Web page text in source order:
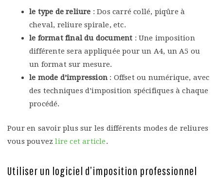
le type de reliure : Dos carré collé, piqûre à
cheval, reliure spirale, etc.
le format final du document : Une imposition
différente sera appliquée pour un A4, un A5 ou
un format sur mesure.
le mode d’impression : Offset ou numérique, avec
des techniques d’imposition spécifiques à chaque
procédé.
Pour en savoir plus sur les différents modes de reliures
vous pouvezlire cet article.
Utiliser un logiciel d’imposition professionnel